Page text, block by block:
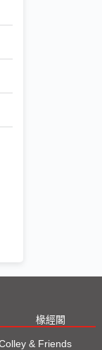
椽經閣
& Friends